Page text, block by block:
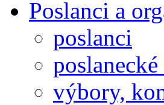
Poslanci a
poslanci
výbory,